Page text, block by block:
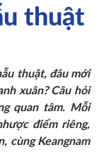
thuật
thuật, đâu mới
xuân? Câu hỏi
quan tâm. Mỗi
điểm riêng,
cùng Keangnam